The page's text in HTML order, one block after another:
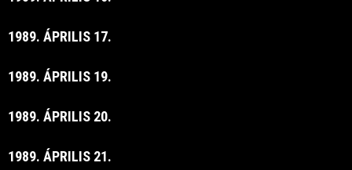
1989. ÁPRILIS 17.
1989. ÁPRILIS 19.
1989. ÁPRILIS 20.
1989. ÁPRILIS 21.